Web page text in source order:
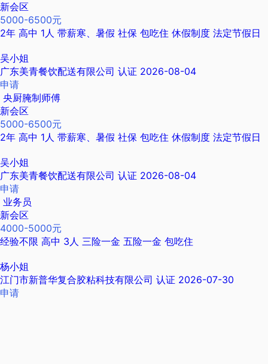
新会区
5000-6500元
2年 高中 1人 带薪寒、暑假 社保 包吃住 休假制度 法定节假日
吴小姐
广东美青餐饮配送有限公司 认证 2026-08-04
申请
央厨腌制师傅
新会区
5000-6500元
2年 高中 1人 带薪寒、暑假 社保 包吃住 休假制度 法定节假日
吴小姐
广东美青餐饮配送有限公司 认证 2026-08-04
申请
业务员
新会区
4000-5000元
经验不限 高中 3人 三险一金 五险一金 包吃住
杨小姐
江门市新普华复合胶粘科技有限公司 认证 2026-07-30
申请